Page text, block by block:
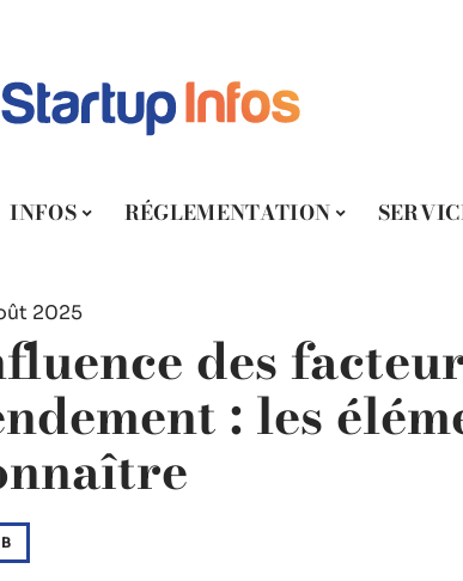
INFOS RÉGLEMENTATION
2025
des
: les